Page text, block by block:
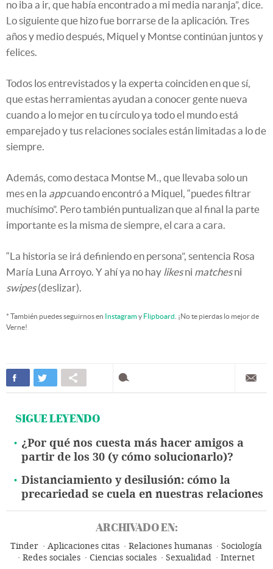
no iba a ir, que había encontrado a mi media naranja”, dice.
Lo siguiente que hizo fue borrarse de la aplicación. Tres
años y medio después, Miquel y Montse continúan juntos y
felices.
Todos los entrevistados y la experta coinciden en que sí,
que estas herramientas ayudan a conocer gente nueva
cuando a lo mejor en tu círculo ya todo el mundo está
emparejado y tus relaciones sociales están limitadas a lo de
siempre.
Además, como destaca Montse M., que llevaba solo un
mes en la appcuando encontró a Miquel, “puedes filtrar
muchísimo”. Pero también puntualizan que al final la parte
importante es la misma de siempre, el cara a cara.
“La historia se irá definiendo en persona”, sentencia Rosa
María Luna Arroyo. Y ahí ya no hay likesni matchesni
swipes(deslizar).
* También puedes seguirnos en Instagramy Flipboard . ¡No te pierdas lo mejor de
Verne!
SIGUE LEYENDO
¿Por qué nos cuesta más hacer amigos a
partir de los 30 (y cómo solucionarlo)?
Distanciamiento y desilusión: cómo la
precariedad se cuela en nuestras relaciones
ARCHIVADO EN:
Tinder Aplicaciones citas Relaciones humanas
Sociología
Redes sociales
Ciencias sociales Sexualidad
Internet